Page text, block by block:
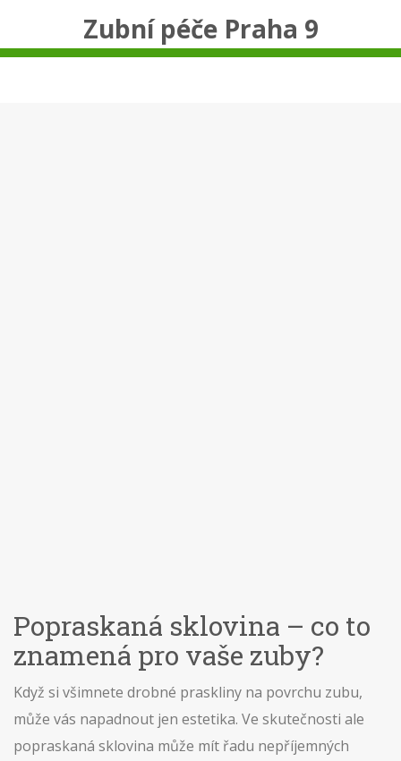
Zubní péče Praha 9
Popraskaná sklovina – co to
znamená pro vaše zuby?
Když si všimnete drobné praskliny na povrchu zubu,
může vás napadnout jen estetika. Ve skutečnosti ale
popraskaná sklovina může mít řadu nepříjemných